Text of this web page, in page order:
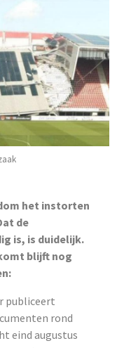
het instorten
de
is, is duidelijk.
blijft nog
publiceert
rond
eind augustus